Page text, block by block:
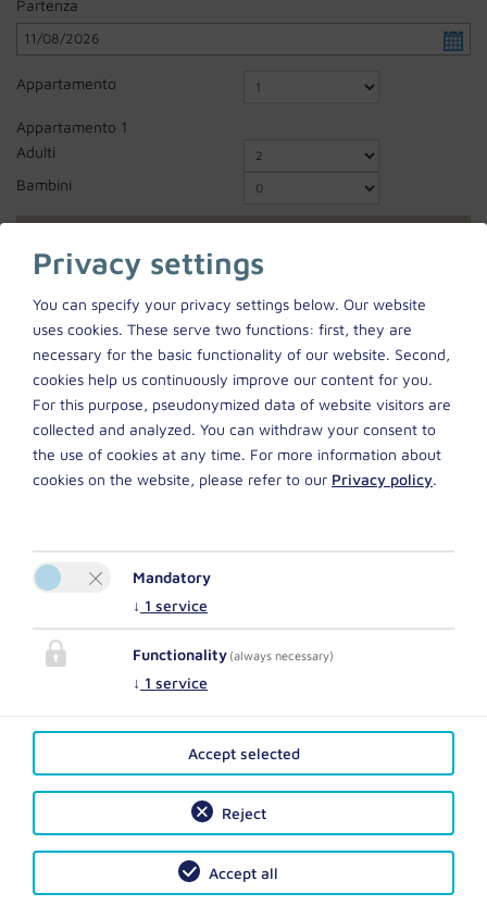
Partenza
Appartamento
Appartamento 1
Adulti
Bambini
Si prega di attivare l'opzione “Funzionalità” nelle impostazioni dei
cookie per la corretta visualizzazione della mappa
Impostazioni dei cookie
zum Hofer - Ferienwohnungen
+49 151 29100666
Privacy Policy|
viaggio
easybooking
Privacy settings
You can specify your privacy settings below. Our website
uses cookies. These serve two functions: first, they are
necessary for the basic functionality of our website. Second,
cookies help us continuously improve our content for you.
For this purpose, pseudonymized data of website visitors are
collected and analyzed. You can withdraw your consent to
the use of cookies at any time. For more information about
cookies on the website, please refer to our Privacy policy.
Mandatory
↓ 1 service
Functionality (always necessary)
↓ 1 service
Reject
Accept selected
Accept all